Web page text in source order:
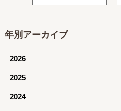
年別アーカイブ
2026
2025
2024